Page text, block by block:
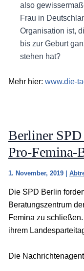
also
Frau in
Organisation ist,
bis zur Geburt
stehen hat?
Mehr hier: www.die-
Berliner
Pro-Femina-
1. November, 2019
Die SPD Berlin
Beratungszentrum
Femina zu
ihrem
Die